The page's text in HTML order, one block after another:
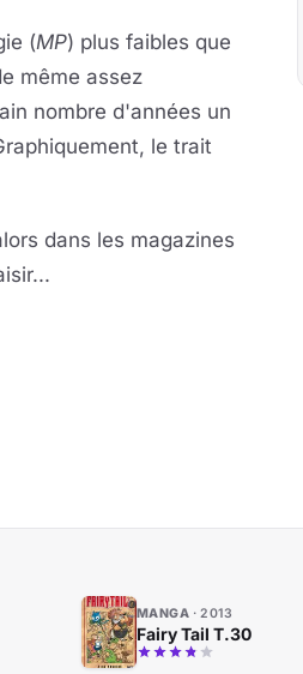
(MP) plus faibles que
même assez
nombre d'années un
le trait
dans les magazines
MANGA 2013
Fairy Tail T.30